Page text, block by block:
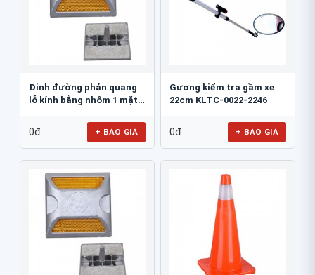
Đinh đường phản quang
lỗ kính bằng nhôm 1 mặt
0đ + BÁO GIÁ
Gương kiểm tra gầm xe
22cm KLTC-0022-2246
0đ + BÁO GIÁ